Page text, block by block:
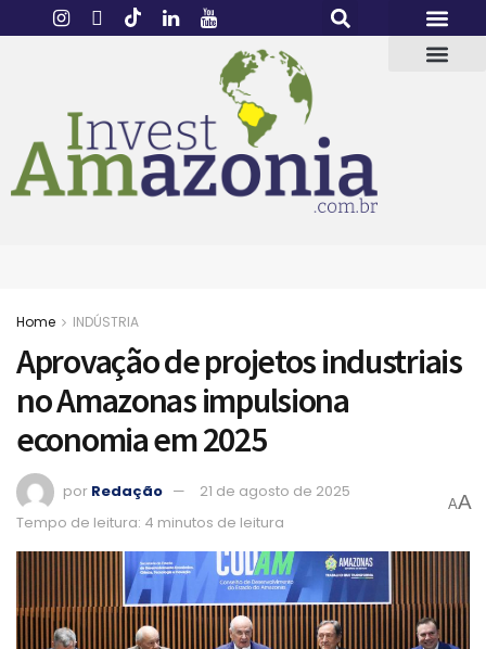
Home INDÚSTRIA
Aprovação de projetos industriais
no Amazonas impulsiona
economia em 2025
por Redação
21 de agosto de 2025
Tempo de leitura: 4 minutos de leitura
AA